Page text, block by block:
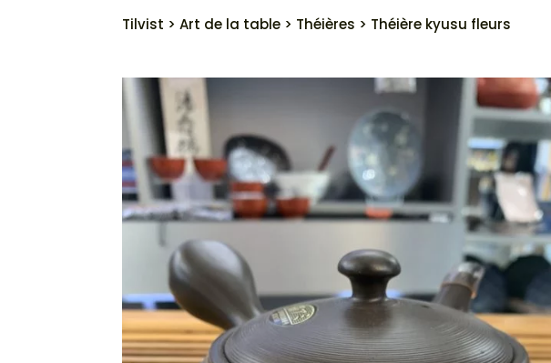
Tilvist >Art de la table > Théières > Théière kyusu fleurs